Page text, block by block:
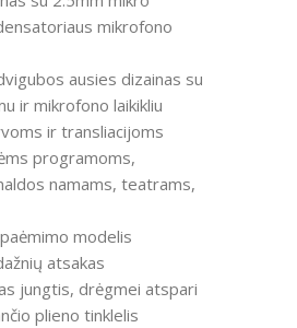
mikrofono
ausies dizainas su
ir mikrofono laikikliu
ir transliacijoms
programoms,
namams, teatrams,
modelis
atsakas
jungtis, drėgmei atspari
plieno tinklelis